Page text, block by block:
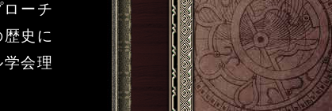
ーチ
史に
会理